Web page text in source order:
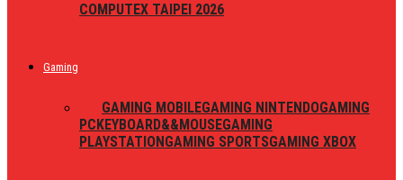
COMPUTEX TAIPEI 2026
Gaming
GAMING MOBILEGAMING NINTENDOGAMING
PCKEYBOARD&&MOUSEGAMING
PLAYSTATIONGAMING SPORTSGAMING XBOX